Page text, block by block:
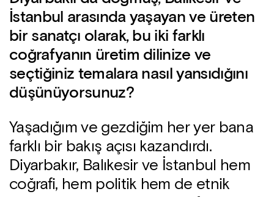
İstanbul arasında yaşayan ve üreten
bir sanatçı olarak, bu iki farklı
coğrafyanın üretim dilinize ve
seçtiğiniz temalara nasıl yansıdığını
düşünüyorsunuz?
Yaşadığım ve gezdiğim her yer bana
farklı bir bakış açısı kazandırdı.
Diyarbakır, Balıkesir ve İstanbul hem
coğrafi, hem politik hem de etnik